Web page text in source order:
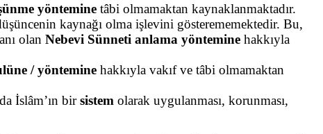
yöntemine tâbi olmamaktan kaynaklanmaktadır.
kaynağı olma işlevini gösterememektedir. Bu,
olan Nebevi Sünneti anlama yöntemine hakkıyla
/ yöntemine hakkıyla vakıf ve tâbi olmamaktan
İslâm’ın birsistem olarak uygulanması, korunması,